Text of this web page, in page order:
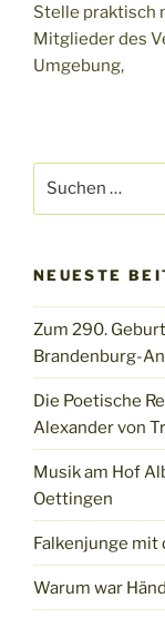
Stelle praktisch
Mitglieder des
Umgebung,
nach:
NEUESTE
Zum 290.
Brandenburg-
Die Poetische
Alexander von
Musik am Hof
Oettingen
Falkenjunge mit
Warum war